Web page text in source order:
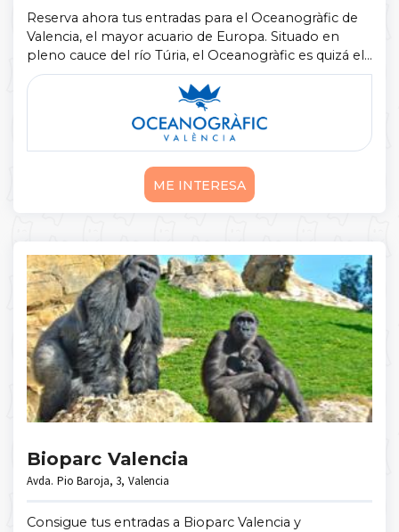
Reserva ahora tus entradas para el Oceanogràfic de
Valencia, el mayor acuario de Europa. Situado en
pleno cauce del río Túria, el Oceanogràfic es quizá el
reclamo turístico más exitoso de la impresionante
Ciudad de las Artes y las ...Mostrar más
ME INTERESA
Bioparc Valencia
Avda. Pio Baroja, 3, Valencia
Consigue tus entradas a Bioparc Valencia y